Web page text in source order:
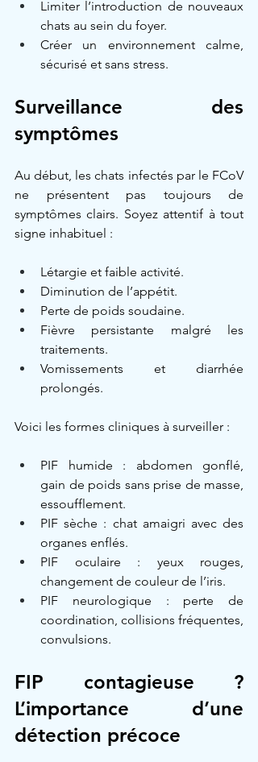
Limiter l’introduction de nouveaux
chats au sein du foyer.
Créer un environnement calme,
sécurisé et sans stress.
Surveillance des
symptômes
Au début, les chats infectés par le FCoV
ne présentent pas toujours de
symptômes clairs. Soyez attentif à tout
signe inhabituel :
Létargie et faible activité.
Diminution de l’appétit.
Perte de poids soudaine.
Fièvre persistante malgré les
traitements.
Vomissements et diarrhée
prolongés.
Voici les formes cliniques à surveiller :
PIF humide : abdomen gonflé,
gain de poids sans prise de masse,
essoufflement.
PIF sèche : chat amaigri avec des
organes enflés.
PIF oculaire : yeux rouges,
changement de couleur de l’iris.
PIF neurologique : perte de
coordination, collisions fréquentes,
convulsions.
FIP contagieuse ?
L’importance d’une
détection précoce